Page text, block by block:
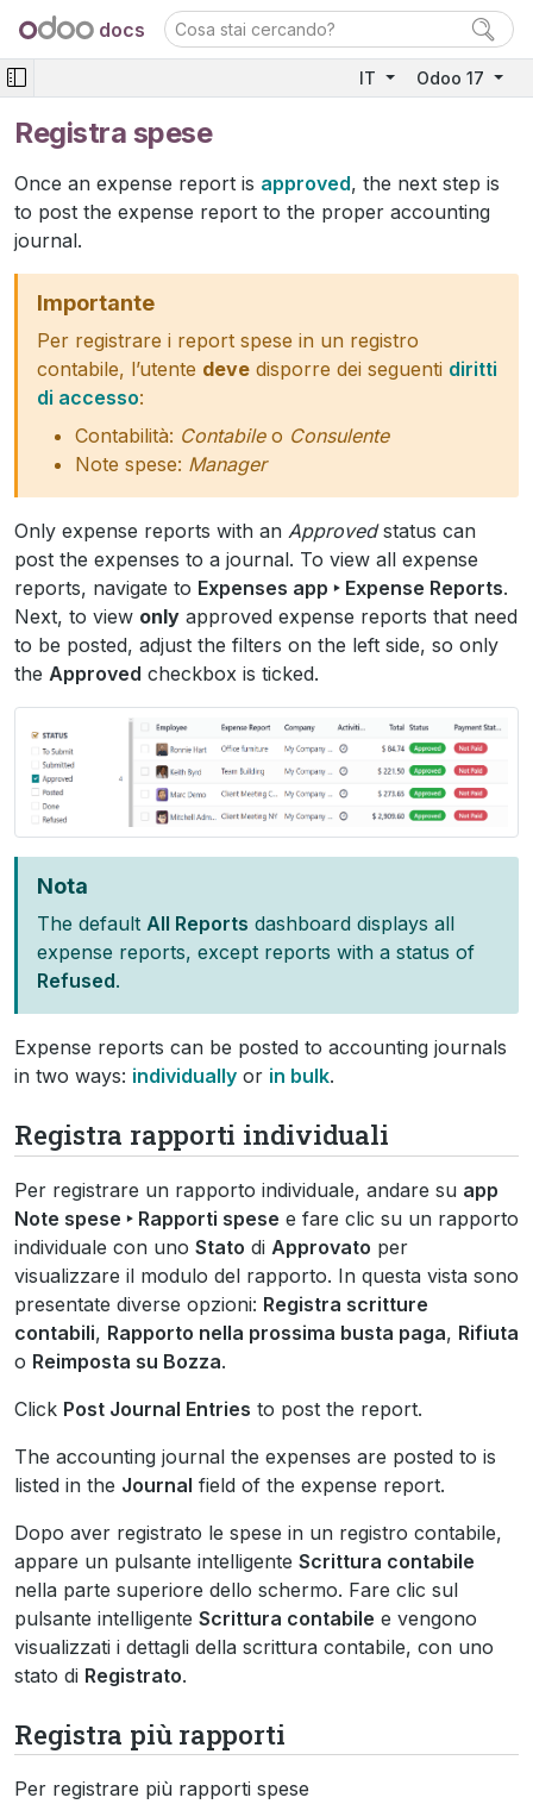
docs
IT Odoo 17
Registra spese
Once an expense report is approved, the next step is
to post the expense report to the proper accounting
journal.
Importante
Per registrare i report spese in un registro
contabile, l’utente deve disporre dei seguenti diritti
di accesso:
Contabilità: Contabileo Consulente
Note spese: Manager
Only expense reports with an Approvedstatus can
post the expenses to a journal. To view all expense
reports, navigate to Expenses app ‣ Expense Reports.
Next, to view only approved expense reports that need
to be posted, adjust the filters on the left side, so only
the Approved checkbox is ticked.
Nota
The default All Reports dashboard displays all
expense reports, except reports with a status of
Refused.
Expense reports can be posted to accounting journals
in two ways: individually or in bulk.
Registra rapporti individuali
Per registrare un rapporto individuale, andare su app
Note spese ‣ Rapporti spese e fare clic su un rapporto
individuale con uno Stato di Approvato per
visualizzare il modulo del rapporto. In questa vista sono
presentate diverse opzioni: Registra scritture
contabili, Rapporto nella prossima busta paga, Rifiuta
o Reimposta su Bozza.
Click Post Journal Entries to post the report.
The accounting journal the expenses are posted to is
listed in the Journal field of the expense report.
Dopo aver registrato le spese in un registro contabile,
appare un pulsante intelligente Scrittura contabile
nella parte superiore dello schermo. Fare clic sul
pulsante intelligente Scrittura contabile e vengono
visualizzati i dettagli della scrittura contabile, con uno
stato di Registrato.
Registra più rapporti
Per registrare più rapporti spese